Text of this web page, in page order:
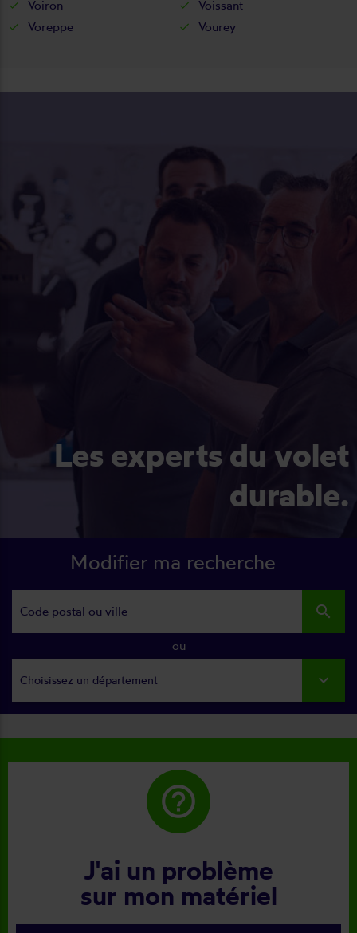
Voiron
Voissant
Voreppe
Vourey
Les experts du volet
durable.
Modifier ma recherche
search
ou
Choisissez un département
help_outline
J'ai un problème
sur mon matériel